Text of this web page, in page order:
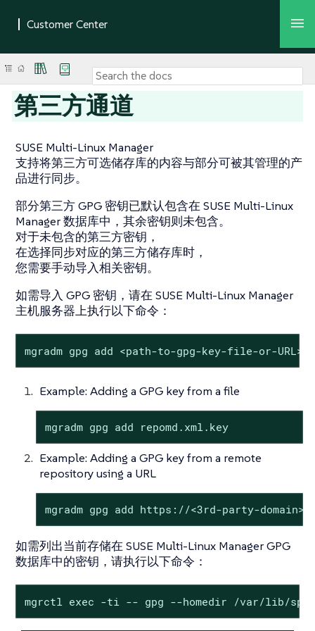
第三方通道
SUSE Multi-Linux Manager
支持将第三方可选储存库的内容与部分可被其管理的产
品进行同步。
部分第三方 GPG 密钥已默认包含在 SUSE Multi-Linux
Manager 数据库中，其余密钥则未包含。
对于未包含的第三方密钥，
在选择同步对应的第三方储存库时，
您需要手动导入相关密钥。
如需导入 GPG 密钥，请在 SUSE Multi-Linux Manager
主机服务器上执行以下命令：
mgradm gpg add <path-to-gpg-key-file-or-URL>
Example: Adding a GPG key from a file
mgradm gpg add repomd.xml.key
Example: Adding a GPG key from a remote
repository using a URL
mgradm gpg add https://<3rd-party-
如需列出当前存储在 SUSE Multi-Linux Manager GPG
数据库中的密钥，请执行以下命令：
mgrctl exec -ti -- gpg --homedir /var/lib/